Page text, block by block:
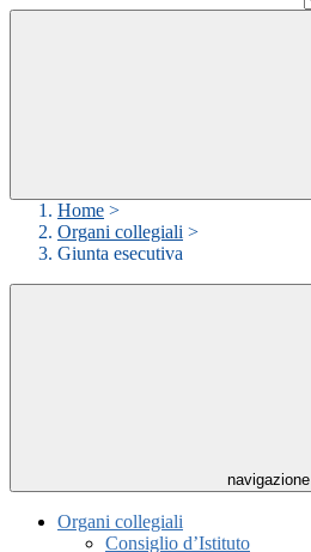
Home >
Organi collegiali >
Giunta esecutiva
navigazione
Organi collegiali
Consiglio d’Istituto